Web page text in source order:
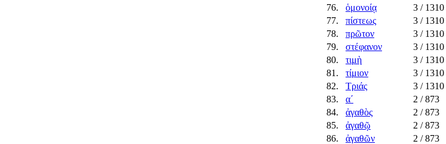
76.
ὁμονοίᾳ 3 / 1310
77.
πίστεως 3 / 1310
78.
πρῶτον 3 / 1310
79.
στέφανον 3 / 1310
80.
τιμὴ 3 / 1310
81.
τίμιον 3 / 1310
82.
Τριάς 3 / 1310
83.
α´ 2 / 873
84.
ἀγαθὸς 2 / 873
85.
ἀγαθῷ 2 / 873
86.
ἀγαθῶν 2 / 873